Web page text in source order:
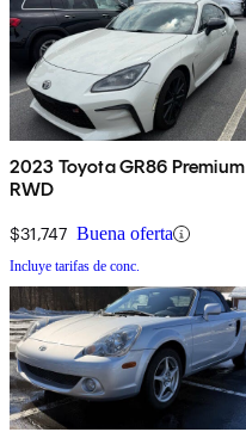
2023 Toyota GR86 Premium
RWD
$31,747 Buena oferta
Incluye tarifas de conc.